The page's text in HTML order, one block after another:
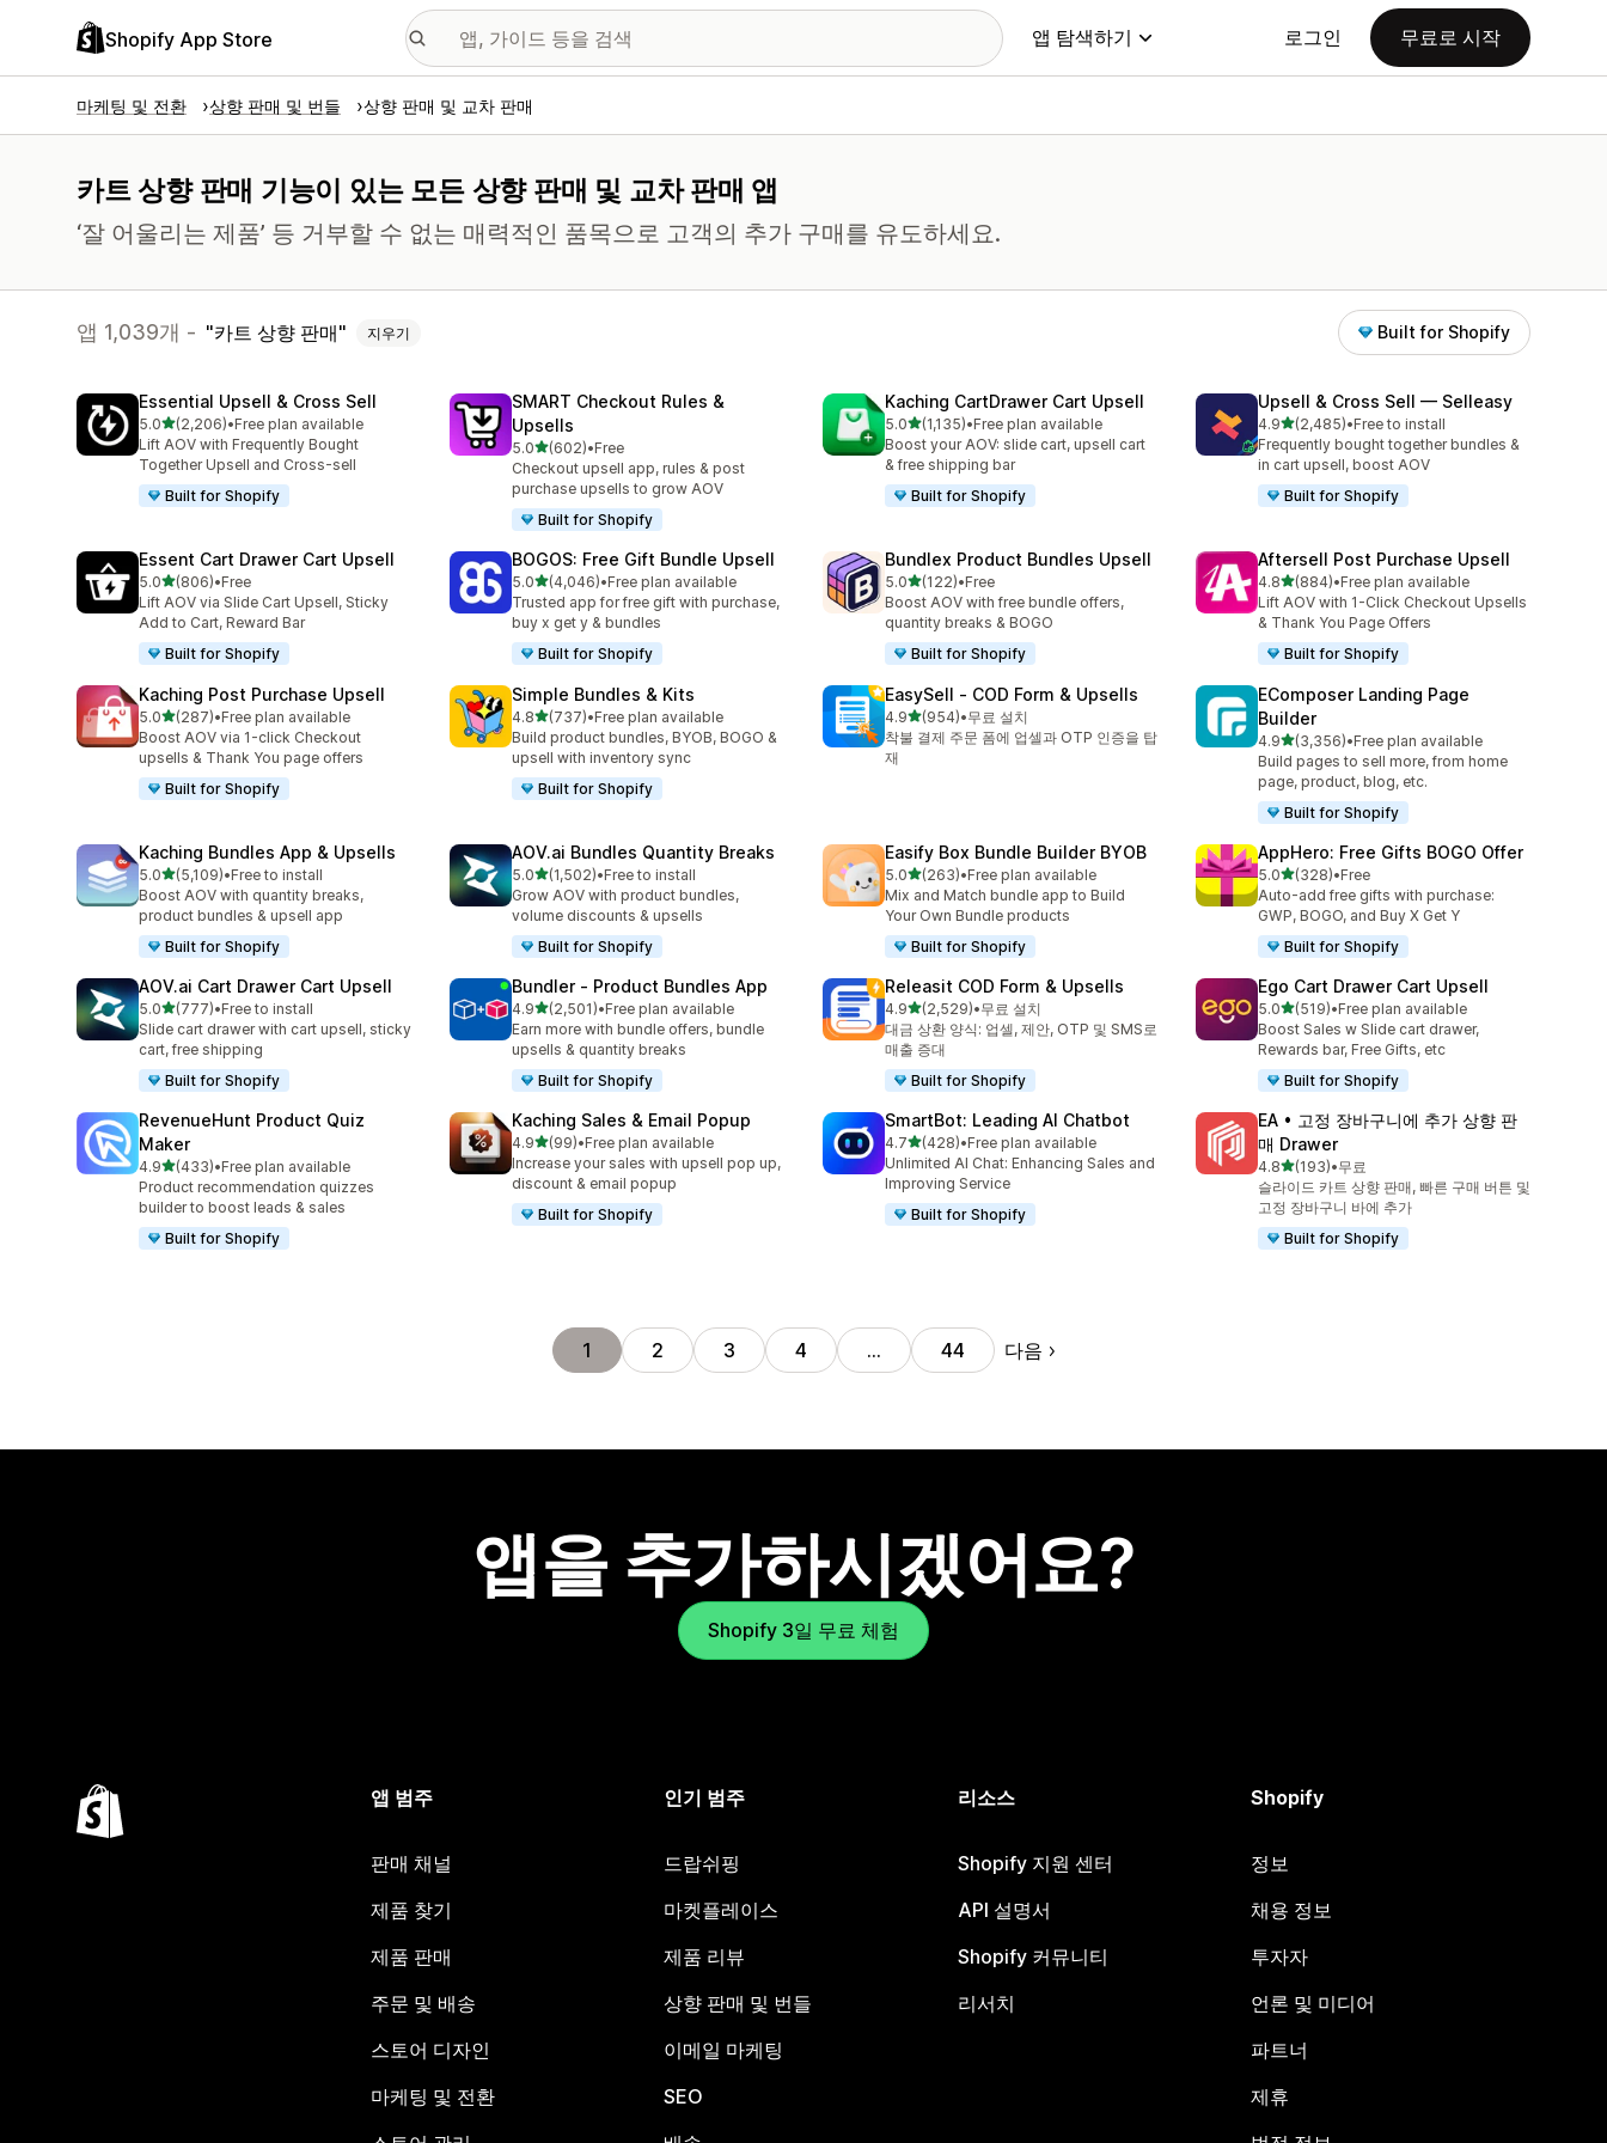
Shopify App Store 앱 탐색하기 로그인 무료로 시작
마케팅 및 전환 상향 판매 및 번들 상향 판매 및 교차 판매
카트 상향 판매 기능이 있는 모든 상향 판매 및 교차 판매 앱
‘잘 어울리는 제품’ 등 거부할 수 없는 매력적인 품목으로 고객의 추가 구매를 유도하세요.
앱 1,039개 - 카트 상향 판매 지우기 Built for Shopify
Essential Upsell & Cross Sell
5.0별 5개 중
(2,206)
총 리뷰 2206개
•Free plan available
Lift AOV with Frequently Bought
Together Upsell and Cross-sell
Built for Shopify
SMART Checkout Rules &
Upsells
5.0별 5개 중
(602)
총 리뷰 602개
•Free
Checkout upsell app, rules & post
purchase upsells to grow AOV
Built for Shopify
Kaching CartDrawer Cart Upsell
5.0별 5개 중
(1,135)
총 리뷰 1135개
•Free plan available
Boost your AOV: slide cart, upsell cart
& free shipping bar
Built for Shopify
Upsell & Cross Sell — Selleasy
4.9별 5개 중
(2,485)
총 리뷰 2485개
•Free to install
Frequently bought together bundles &
in cart upsell, boost AOV
Built for Shopify
Essent Cart Drawer Cart Upsell
5.0별 5개 중
(806)
총 리뷰 806개
•Free
Lift AOV via Slide Cart Upsell, Sticky
Add to Cart, Reward Bar
Built for Shopify
BOGOS: Free Gift Bundle Upsell
5.0별 5개 중
(4,046)
총 리뷰 4046개
•Free plan available
Trusted app for free gift with purchase,
buy x get y & bundles
Built for Shopify
Bundlex Product Bundles Upsell
5.0별 5개 중
(122)
총 리뷰 122개
•Free
Boost AOV with free bundle offers,
quantity breaks & BOGO
Built for Shopify
Aftersell Post Purchase Upsell
4.8별 5개 중
(884)
총 리뷰 884개
•Free plan available
Lift AOV with 1-Click Checkout Upsells
& Thank You Page Offers
Built for Shopify
Kaching Post Purchase Upsell
5.0별 5개 중
(287)
총 리뷰 287개
•Free plan available
Boost AOV via 1-click Checkout
upsells & Thank You page offers
Built for Shopify
Simple Bundles & Kits
4.8별 5개 중
(737)
총 리뷰 737개
•Free plan available
Build product bundles, BYOB, BOGO &
upsell with inventory sync
Built for Shopify
EasySell ‑ COD Form & Upsells
4.9별 5개 중
(954)
총 리뷰 954개
•무료 설치
착불 결제 주문 폼에 업셀과 OTP 인증을 탑
재
EComposer Landing Page
Builder
4.9별 5개 중
(3,356)
총 리뷰 3356개
•Free plan available
Build pages to sell more, from home
page, product, blog, etc.
Built for Shopify
Kaching Bundles App & Upsells
5.0별 5개 중
(5,109)
총 리뷰 5109개
•Free to install
Boost AOV with quantity breaks,
product bundles & upsell app
Built for Shopify
AOV.ai Bundles Quantity Breaks
5.0별 5개 중
(1,502)
총 리뷰 1502개
•Free to install
Grow AOV with product bundles,
volume discounts & upsells
Built for Shopify
Easify Box Bundle Builder BYOB
5.0별 5개 중
(263)
총 리뷰 263개
•Free plan available
Mix and Match bundle app to Build
Your Own Bundle products
Built for Shopify
AppHero: Free Gifts BOGO Offer
5.0별 5개 중
(328)
총 리뷰 328개
•Free
Auto-add free gifts with purchase:
GWP, BOGO, and Buy X Get Y
Built for Shopify
AOV.ai Cart Drawer Cart Upsell
5.0별 5개 중
(777)
총 리뷰 777개
•Free to install
Slide cart drawer with cart upsell, sticky
cart, free shipping
Built for Shopify
Bundler ‑ Product Bundles App
4.9별 5개 중
(2,501)
총 리뷰 2501개
•Free plan available
Earn more with bundle offers, bundle
upsells & quantity breaks
Built for Shopify
Releasit COD Form & Upsells
4.9별 5개 중
(2,529)
총 리뷰 2529개
•무료 설치
대금 상환 양식: 업셀, 제안, OTP 및 SMS로
매출 증대
Built for Shopify
Ego Cart Drawer Cart Upsell
5.0별 5개 중
(519)
총 리뷰 519개
•Free plan available
Boost Sales w Slide cart drawer,
Rewards bar, Free Gifts, etc
Built for Shopify
RevenueHunt Product Quiz
Maker
4.9별 5개 중
(433)
총 리뷰 433개
•Free plan available
Product recommendation quizzes
builder to boost leads & sales
Built for Shopify
Kaching Sales & Email Popup
4.9별 5개 중
(99)
총 리뷰 99개
•Free plan available
Increase your sales with upsell pop up,
discount & email popup
Built for Shopify
SmartBot: Leading AI Chatbot
4.7별 5개 중
(428)
총 리뷰 428개
•Free plan available
Unlimited AI Chat: Enhancing Sales and
Improving Service
Built for Shopify
EA • 고정 장바구니에 추가 상향 판
매 Drawer
4.8별 5개 중
(193)
총 리뷰 193개
•무료
슬라이드 카트 상향 판매, 빠른 구매 버튼 및
고정 장바구니 바에 추가
Built for Shopify
1 2 3 4 … 44 다음
앱을 추가하시겠어요?
Shopify 3일 무료 체험
앱 범주
판매 채널
제품 찾기
제품 판매
주문 및 배송
스토어 디자인
마케팅 및 전환
인기 범주
드랍쉬핑
마켓플레이스
제품 리뷰
상향 판매 및 번들
이메일 마케팅
SEO
리소스
Shopify 지원 센터
API 설명서
Shopify 커뮤니티
리서치
Shopify
정보
채용 정보
투자자
언론 및 미디어
파트너
제휴